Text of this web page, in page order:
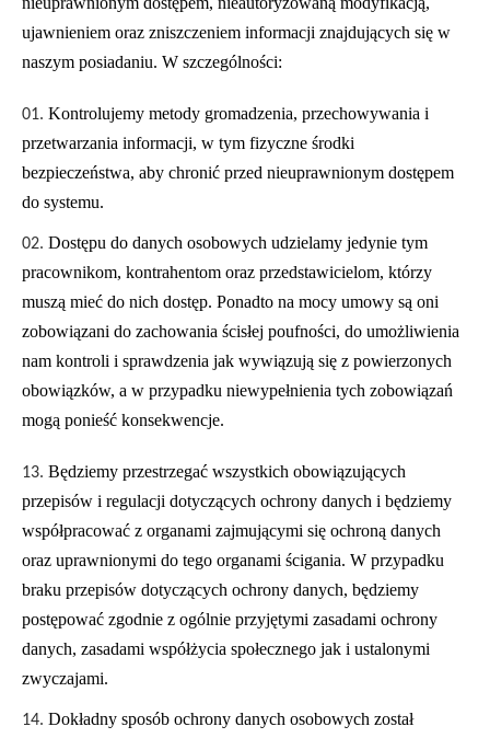
ujawnieniem oraz zniszczeniem informacji znajdujących się w
naszym posiadaniu. W szczególności:
Kontrolujemy metody gromadzenia, przechowywania i
przetwarzania informacji, w tym fizyczne środki
bezpieczeństwa, aby chronić przed nieuprawnionym dostępem
do systemu.
Dostępu do danych osobowych udzielamy jedynie tym
pracownikom, kontrahentom oraz przedstawicielom, którzy
muszą mieć do nich dostęp. Ponadto na mocy umowy są oni
zobowiązani do zachowania ścisłej poufności, do umożliwienia
nam kontroli i sprawdzenia jak wywiązują się z powierzonych
obowiązków, a w przypadku niewypełnienia tych zobowiązań
mogą ponieść konsekwencje.
Będziemy przestrzegać wszystkich obowiązujących
przepisów i regulacji dotyczących ochrony danych i będziemy
współpracować z organami zajmującymi się ochroną danych
oraz uprawnionymi do tego organami ścigania. W przypadku
braku przepisów dotyczących ochrony danych, będziemy
postępować zgodnie z ogólnie przyjętymi zasadami ochrony
danych, zasadami współżycia społecznego jak i ustalonymi
zwyczajami.
Dokładny sposób ochrony danych osobowych został